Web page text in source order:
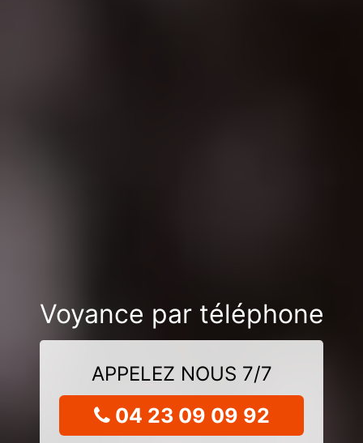
Voyance par téléphone
APPELEZ NOUS 7/7
04 23 09 09 92